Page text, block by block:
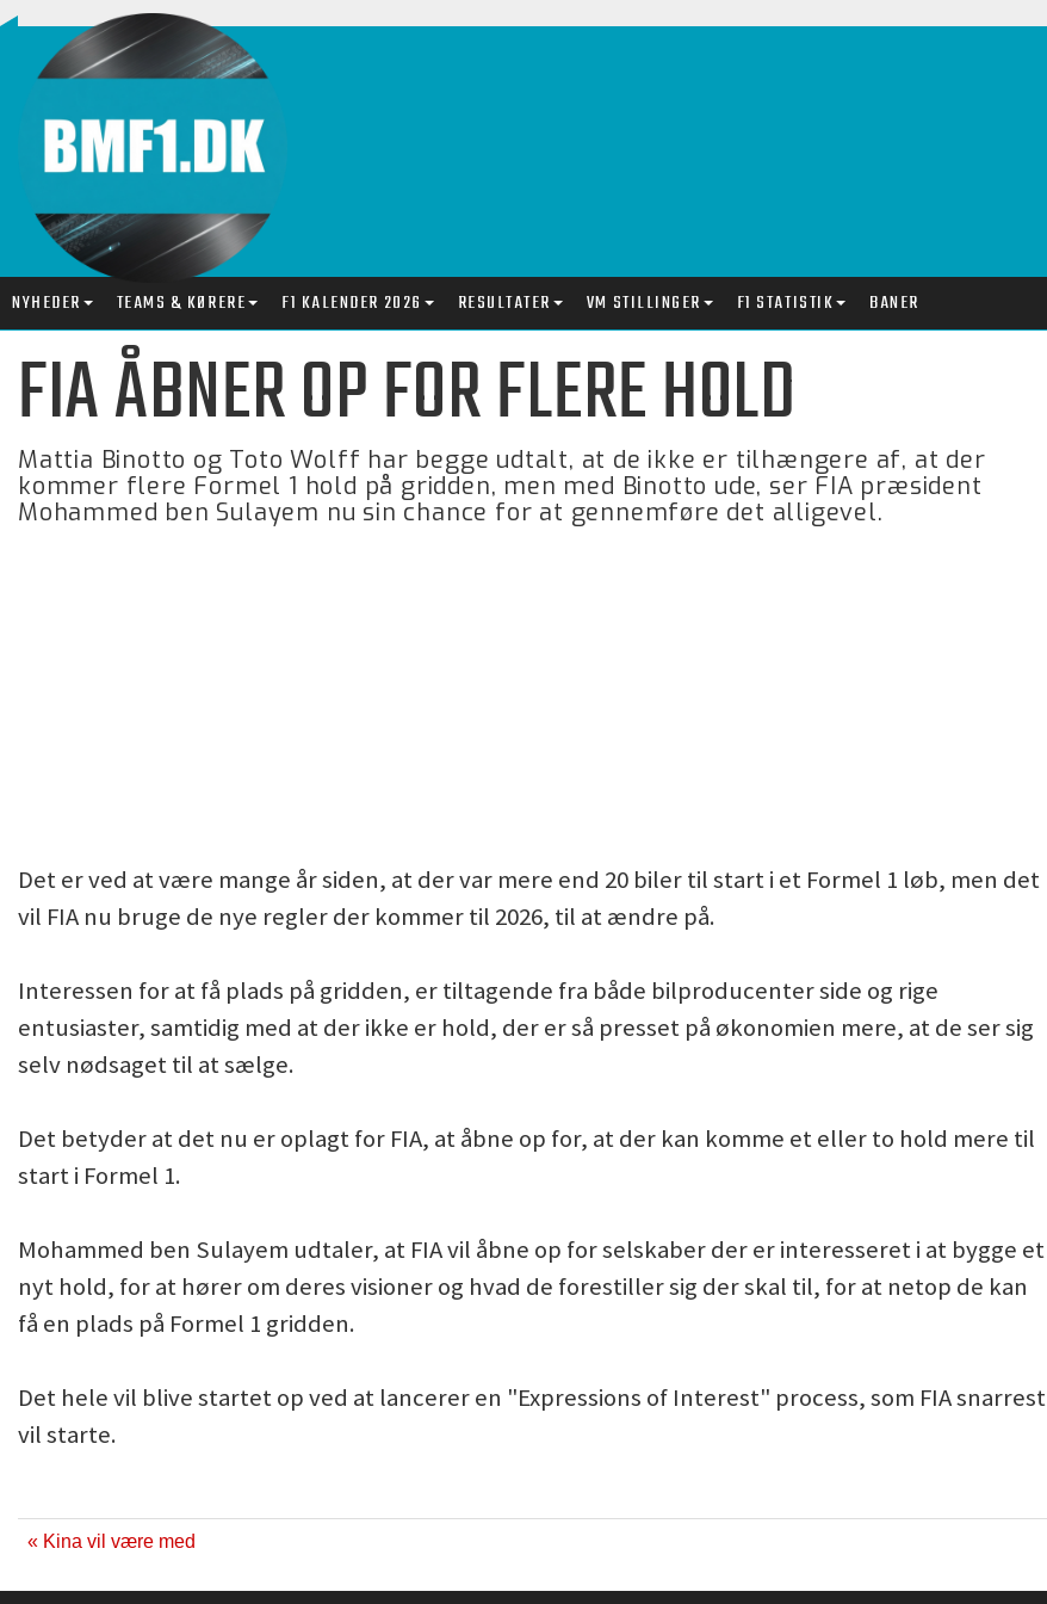
NYHEDER TEAMS & KØRERE F1 KALENDER 2026 RESULTATER VM STILLINGER F1 STATISTIK BANER
FIA ÅBNER OP FOR FLERE HOLD
Mattia Binotto og Toto Wolff har begge udtalt, at de ikke er tilhængere af, at der
kommer flere Formel 1 hold på gridden, men med Binotto ude, ser FIA præsident
Mohammed ben Sulayem nu sin chance for at gennemføre det alligevel.
Det er ved at være mange år siden, at der var mere end 20 biler til start i et Formel 1 løb, men det
vil FIA nu bruge de nye regler der kommer til 2026, til at ændre på.
Interessen for at få plads på gridden, er tiltagende fra både bilproducenter side og rige
entusiaster, samtidig med at der ikke er hold, der er så presset på økonomien mere, at de ser sig
selv nødsaget til at sælge.
Det betyder at det nu er oplagt for FIA, at åbne op for, at der kan komme et eller to hold mere til
start i Formel 1.
Mohammed ben Sulayem udtaler, at FIA vil åbne op for selskaber der er interesseret i at bygge et
nyt hold, for at hører om deres visioner og hvad de forestiller sig der skal til, for at netop de kan
få en plads på Formel 1 gridden.
Det hele vil blive startet op ved at lancerer en "Expressions of Interest" process, som FIA snarrest
vil starte.
« Kina vil være med